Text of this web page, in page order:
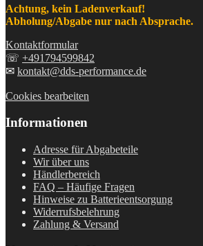
Achtung, kein Ladenverkauf!
Abholung/Abgabe nur nach Absprache.
Kontaktformular
☏ +491794599842
✉ kontakt@dds-performance.de
Cookies bearbeiten
Informationen
Adresse für Abgabeteile
Wir über uns
Händlerbereich
FAQ – Häufige Fragen
Hinweise zu Batterieentsorgung
Widerrufsbelehrung
Zahlung & Versand